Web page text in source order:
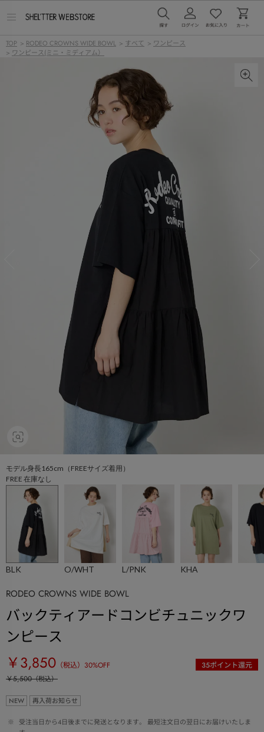
ー
を
TOP > RODEO CROWNS WIDE BOWL > すべて > ワンピース
> ワンピース(ミニ・ミディアム）
モデル身長165cm（FREEサイズ着用）
FREE 在庫なし
BLK O/WHT L/PNK KHA
RODEO CROWNS WIDE BOWL
バックティアードコンビチュニックワ
ンピース
￥3,850 （税込） 30%OFF 35ポイント還元
￥5,500（税込）
NEW 再入荷お知らせ
※
受注当日から4日後までに発送となります。 最短注文日の翌日にお届けいたしま